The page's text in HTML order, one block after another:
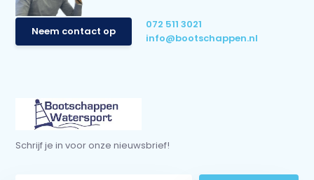
Neem contact op
072 511 3021
info@bootschappen.nl
Schrijf je in voor onze nieuwsbrief!